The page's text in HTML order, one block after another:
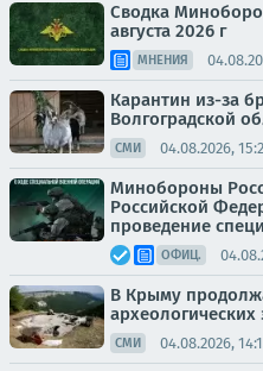
Сводка
августа 2026 г
МНЕНИЯ
Карантин из-за
Волгоградской
СМИ 04.08.2026,
Минобороны
Российской
проведение
ОФИЦ.
В Крыму
археологических
СМИ 04.08.2026,